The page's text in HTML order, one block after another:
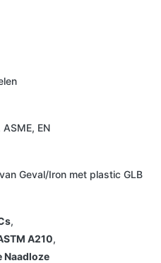
EN
Geval/Iron met plastic GLB
,
A210,
Naadloze